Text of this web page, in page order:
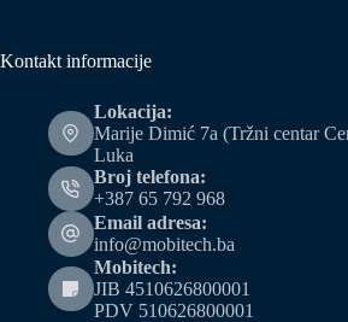
Kontakt informacije
Lokacija:
Marije Dimić 7a (Tržni centar
Luka
Broj telefona:
+387 65 792 968
Email adresa:
info@mobitech.ba
Mobitech:
JIB 4510626800001
PDV 510626800001